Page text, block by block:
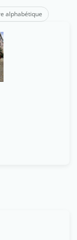
alphabétique